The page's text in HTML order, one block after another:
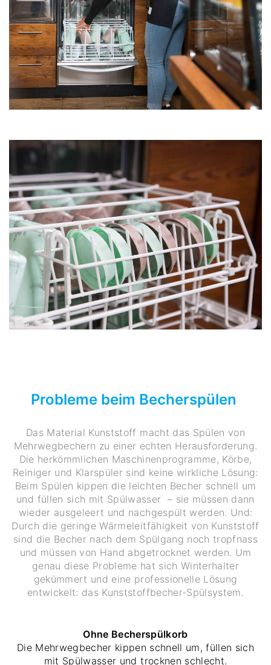
Probleme beim Becherspülen
Das Material Kunststoff macht das Spülen von
Mehrwegbechern zu einer echten Herausforderung.
Die herkömmlichen Maschinenprogramme, Körbe,
Reiniger und Klarspüler sind keine wirkliche Lösung:
Beim Spülen kippen die leichten Becher schnell um
und füllen sich mit Spülwasser – sie müssen dann
wieder ausgeleert und nachgespült werden. Und:
Durch die geringe Wärmeleitfähigkeit von Kunststoff
sind die Becher nach dem Spülgang noch tropfnass
und müssen von Hand abgetrocknet werden. Um
genau diese Probleme hat sich Winterhalter
gekümmert und eine professionelle Lösung
entwickelt: das Kunststoffbecher-Spülsystem.
Ohne Becherspülkorb
Die Mehrwegbecher kippen schnell um, füllen sich
mit Spülwasser und trocknen schlecht.